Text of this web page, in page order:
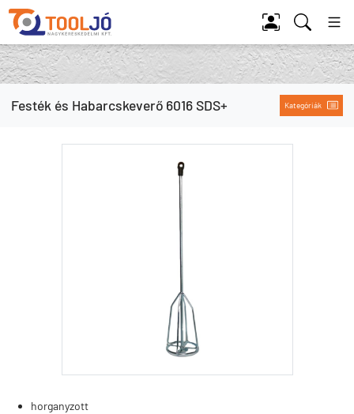
Tool Jó
Festék és Habarcskeverő 6016 SDS+ Kategóriák
horganyzott